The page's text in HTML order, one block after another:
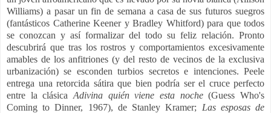
Williams) a pasar un fin de semana a casa de sus futuros suegros
(fantásticos Catherine Keener y Bradley Whitford) para que todos
se conozcan y así formalizar del todo su feliz relación. Pronto
descubrirá que tras los rostros y comportamientos excesivamente
amables de los anfitriones (y del resto de vecinos de la exclusiva
urbanización) se esconden turbios secretos e intenciones. Peele
entrega una retorcida sátira que bien podría ser el cruce perfecto
entre la clásica Adivina quién viene esta noche(Guess Who's
Coming to Dinner, 1967), de Stanley Kramer; Las esposas de